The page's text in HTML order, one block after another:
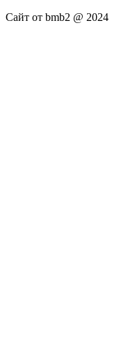
Сайт от bmb2 @ 2024